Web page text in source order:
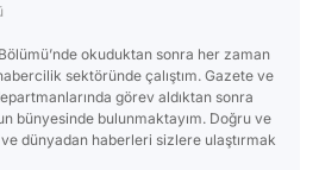
okuduktan sonra her zaman
sektöründe çalıştım. Gazete ve
görev aldıktan sonra
bünyesinde bulunmaktayım. Doğru ve
dünyadan haberleri sizlere ulaştırmak